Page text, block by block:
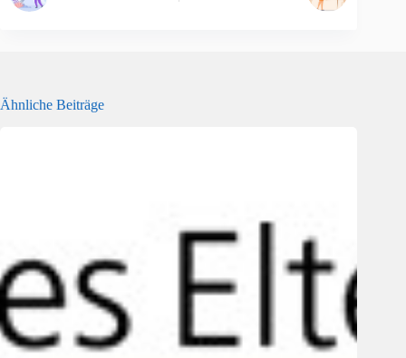
Ähnliche Beiträge